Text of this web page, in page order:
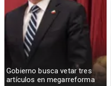
Gobierno busca vetar tres
artículos en megarreforma